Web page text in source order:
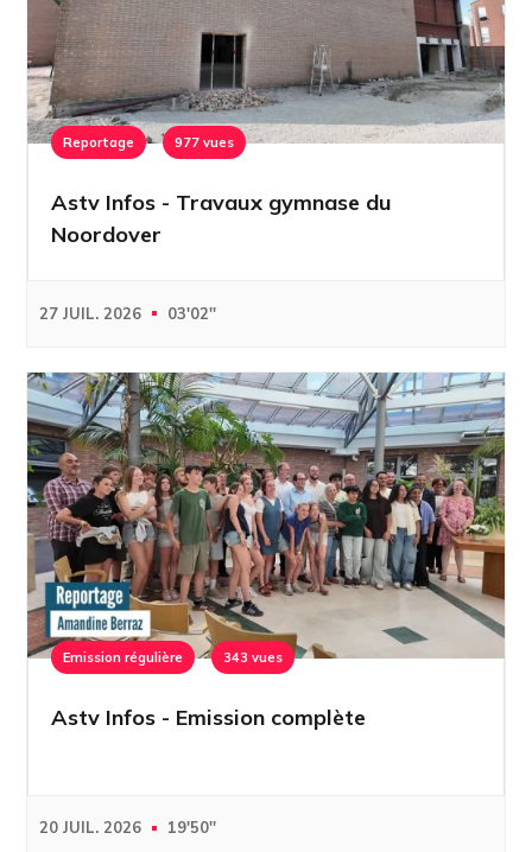
Reportage 977 vues
Astv Infos - Travaux gymnase du
Noordover
27 JUIL. 2026 03'02''
Emission régulière 343 vues
Astv Infos - Emission complète
20 JUIL. 2026 19'50''